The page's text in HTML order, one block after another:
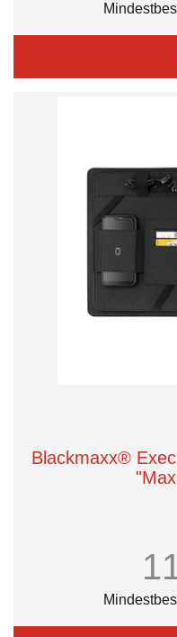
Blackmaxx®